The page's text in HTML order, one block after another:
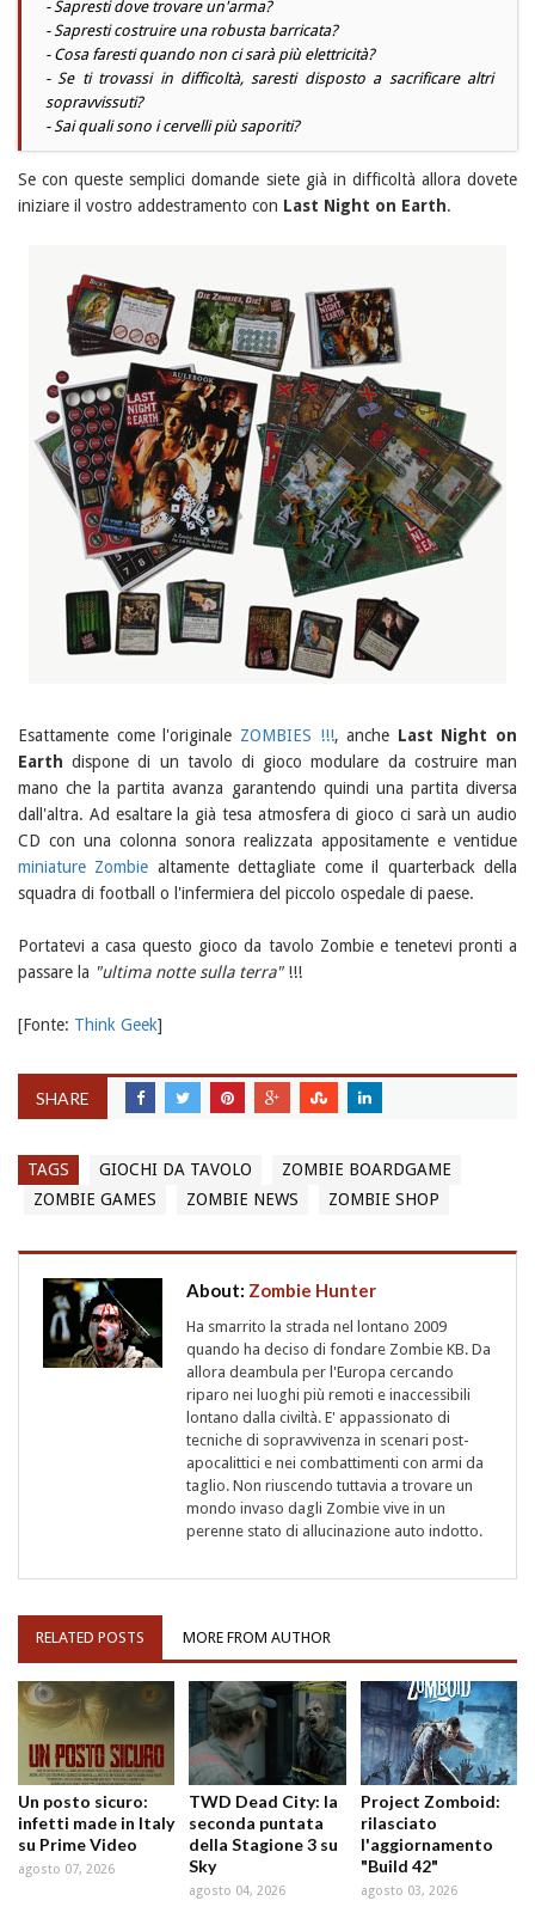
- Sapresti dove trovare un'arma?
- Sapresti costruire una robusta barricata?
- Cosa faresti quando non ci sarà più elettricità?
- Se ti trovassi in difficoltà, saresti disposto a sacrificare altri
sopravvissuti?
- Sai quali sono i cervelli più saporiti?
Se con queste semplici domande siete già in difficoltà allora dovete
iniziare il vostro addestramento con Last Night on Earth.
Esattamente come l'originale ZOMBIES !!!, anche Last Night on
Earth dispone di un tavolo di gioco modulare da costruire man
mano che la partita avanza garantendo quindi una partita diversa
dall'altra. Ad esaltare la già tesa atmosfera di gioco ci sarà un audio
CD con una colonna sonora realizzata appositamente e ventidue
miniature Zombie altamente dettagliate come il quarterback della
squadra di football o l'infermiera del piccolo ospedale di paese.
Portatevi a casa questo gioco da tavolo Zombie e tenetevi pronti a
passare la "ultima notte sulla terra"!!!
[Fonte: Think Geek]
SHARE
TAGS GIOCHI DA TAVOLO
ZOMBIE BOARDGAME
ZOMBIE GAMES
ZOMBIE NEWS ZOMBIE SHOP
About: Zombie Hunter
Ha smarrito la strada nel lontano 2009
quando ha deciso di fondare Zombie KB. Da
allora deambula per l'Europa cercando
riparo nei luoghi più remoti e inaccessibili
lontano dalla civiltà. E' appassionato di
tecniche di sopravvivenza in scenari post-
apocalittici e nei combattimenti con armi da
taglio. Non riuscendo tuttavia a trovare un
mondo invaso dagli Zombie vive in un
perenne stato di allucinazione auto indotto.
RELATED POSTS MORE FROM AUTHOR
Un posto sicuro:
infetti made in Italy
su Prime Video
agosto 07, 2026
TWD Dead City: la
seconda puntata
della Stagione 3 su
Sky
agosto 04, 2026
Project Zomboid:
rilasciato
l'aggiornamento
"Build 42"
agosto 03, 2026